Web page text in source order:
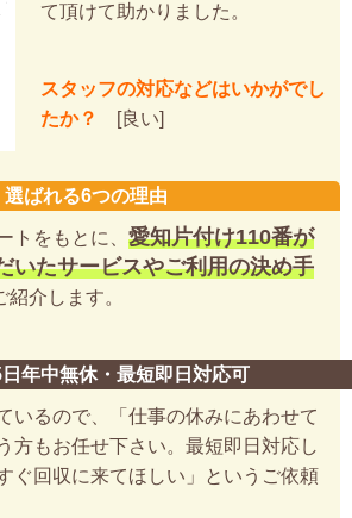
て頂けて助かりました。
スタッフの対応などはいかがでし
たか？
[良い]
選ばれる6つの理由
トをもとに、 愛知片付け110番が
いたサービスやご利用の決め手
紹介します。
日年中無休・最短即日対応可
いるので、「仕事の休みにあわせて
方もお任せ下さい。最短即日対応し
ぐ回収に来てほしい」というご依頼